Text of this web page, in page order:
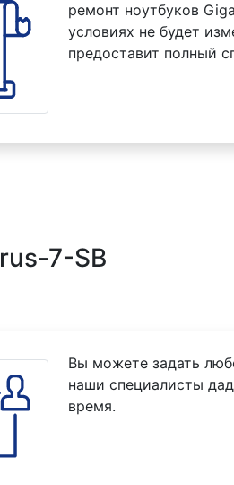
ремонт ноутбуков
условиях не будет
предоставит полный
7-SB
Вы можете задать
наши специалисты
время.